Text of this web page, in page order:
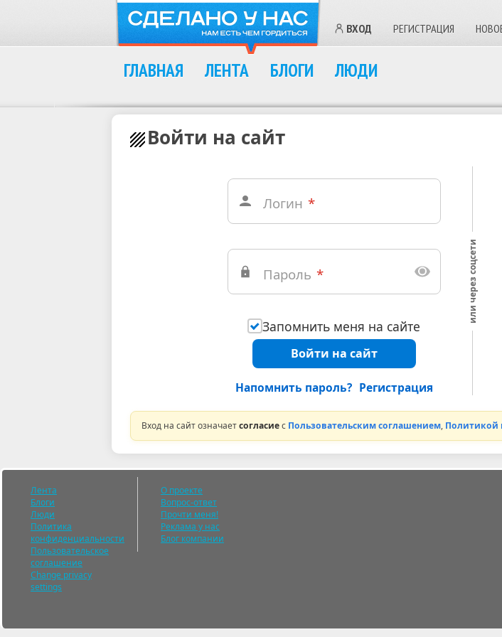
ВХОД РЕГИСТРАЦИЯ
ГЛАВНАЯ ЛЕНТА БЛОГИ ЛЮДИ
Войти на сайт
Логин *
Пароль *
Запомнить меня на сайте
Войти на сайт
Напомнить пароль? Регистрация
или через соцсети
Вход на сайт означаетсогласиес Пользовательским соглашением, Политикой
Лента
Блоги
Люди
Политика
конфиденциальности
Пользовательское
соглашение
Change privacy
settings
О проекте
Вопрос-ответ
Прочти меня!
Реклама у нас
Блог компании